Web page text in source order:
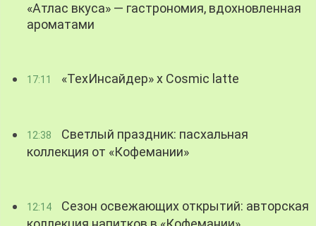
«Атлас вкуса» — гастрономия, вдохновленная
ароматами
17:11 «ТехИнсайдер» х Cosmic latte
12:38
Светлый праздник: пасхальная
коллекция от «Кофемании»
12:14
Сезон освежающих открытий: авторская